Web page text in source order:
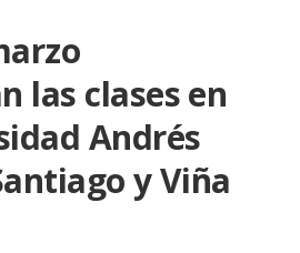
las clases en
Andrés
y Viña